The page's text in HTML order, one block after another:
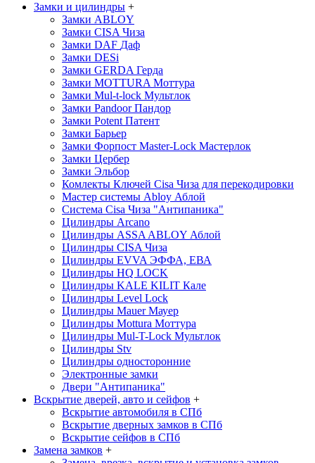
Замки и цилиндры +
Замки ABLOY
Замки CISA Чиза
Замки DAF Даф
Замки DESi
Замки GERDA Герда
Замки MOTTURA Моттура
Замки Mul-t-lock Мультлок
Замки PandoorПандор
Замки Potent Патент
Замки Барьер
Замки Форпост Master-Lock Мастерлок
Замки Цербер
Замки Эльбор
Комлекты Ключей Cisa Чиза для перекодировки
Мастер системы Abloy Аблой
Система Cisa Чиза "Антипаника"
Цилиндры Arcano
Цилиндры ASSA ABLOY Аблой
Цилиндры CISA Чиза
Цилиндры EVVA ЭФФА, ЕВА
Цилиндры HQ LOCK
Цилиндры KALE KILIT Кале
Цилиндры Level Lock
Цилиндры MauerМауер
Цилиндры Mottura Моттура
Цилиндры Mul-T-Lock Мультлок
Цилиндры Stv
Цилиндры односторонние
Электронные замки
Двери "Антипаника"
Вскрытие дверей, авто и сейфов +
Вскрытие автомобиля в СПб
Вскрытие дверных замков в СПб
Вскрытие сейфов в СПб
Замена замков +